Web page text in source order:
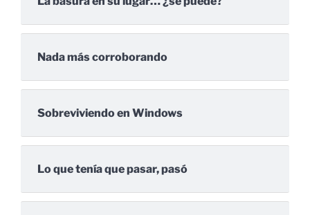
Nada más corroborando
Sobreviviendo en Windows
Lo que tenía que pasar, pasó